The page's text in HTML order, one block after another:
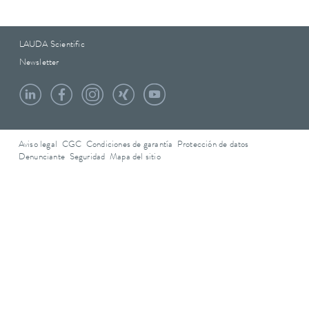
LAUDA Scientific
Newsletter
Aviso legal CGC Condiciones de garantía
Protección de datos
Denunciante Seguridad Mapa del sitio